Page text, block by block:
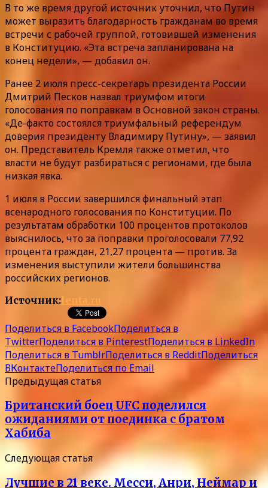
В то же время другой источник уточнил, что Путин
может выразить благодарность гражданам во время
встречи с рабочей группой, готовившей изменения
в Конституцию. «Эта встреча запланирована на
конец недели», — добавил он.
Ранее 2 июля пресс-секретарь президента России
Дмитрий Песков назвал триумфом итоги
голосования по поправкам в Основной закон страны.
«Де-факто состоялся триумфальный референдум
доверия президенту Владимиру Путину», — заявил
он. Представитель Кремля также отметил, что
власти не будут разбираться с регионами, где была
низкая явка.
1 июля в России завершился финальный этап
всенародного голосования по Конституции. По
результатам обработки 100 процентов протоколов
выяснилось, что за поправки проголосовали 77,92
процента граждан, 21,27 процента — против. За
изменения выступили жители большинства
российских регионов.
Источник:lenta.ru
Поделиться в FacebookПоделиться в
TwitterПоделиться в PinterestПоделиться в LinkedIn
Поделиться в TumblrПоделиться в RedditПоделиться
ВКонтактеПоделиться по Email
Предыдущая статья
Британский боец UFC поделился
ожиданиями от поединка с братом
Хабиба
Следующая статья
Лучшие в 21 веке. Месси, Анри, Неймар и